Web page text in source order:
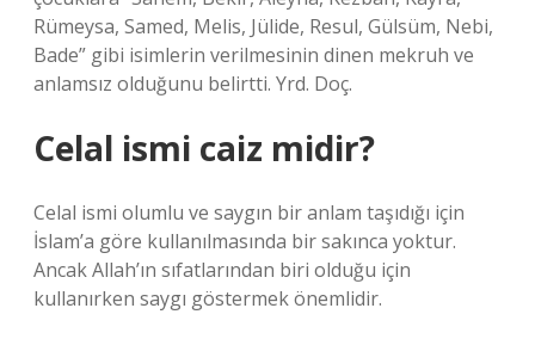
Rümeysa, Samed, Melis, Jülide, Resul, Gülsüm, Nebi,
Bade” gibi isimlerin verilmesinin dinen mekruh ve
anlamsız olduğunu belirtti. Yrd. Doç.
Celal ismi caiz midir?
Celal ismi olumlu ve saygın bir anlam taşıdığı için
İslam’a göre kullanılmasında bir sakınca yoktur.
Ancak Allah’ın sıfatlarından biri olduğu için
kullanırken saygı göstermek önemlidir.